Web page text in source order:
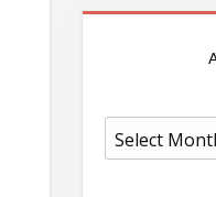
Archiwum